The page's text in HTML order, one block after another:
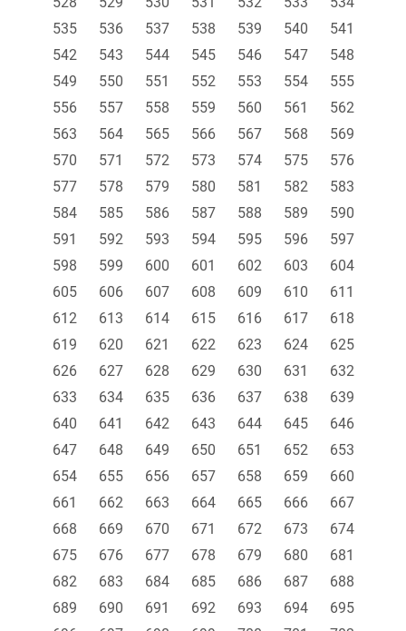
535
536 537 538 539 540
541
542
543 544 545 546 547
548
549
550 551 552 553 554
555
556
557 558 559 560 561
562
563
564 565 566 567 568
569
570
571 572 573 574 575
576
577
578 579 580 581 582
583
584
585 586 587 588 589
590
591
592 593 594 595 596
597
598
599 600 601 602 603
604
605
606 607 608 609 610
611
612
613 614 615 616 617
618
619
620 621 622 623 624
625
626
627 628 629 630 631
632
633
634 635 636 637 638
639
640
641 642 643 644 645
646
647
648 649 650 651 652
653
654
655 656 657 658 659
660
661
662 663 664 665 666
667
668
669 670 671 672 673
674
675
676 677 678 679 680
681
682
683 684 685 686 687
688
689
690 691 692 693 694
695